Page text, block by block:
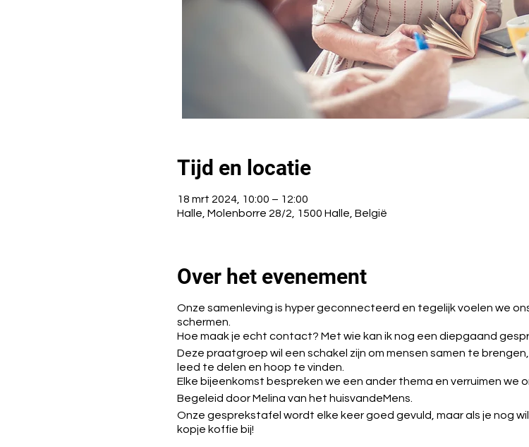
Tijd en locatie
18 mrt 2024, 10:00 – 12:00
Halle, Molenborre 28/2, 1500 Halle, België
Over het evenement
Onze samenleving is hyper geconnecteerd en tegelijk voelen we
schermen.
Hoe maak je echt contact? Met wie kan ik nog een diepgaand
Deze praatgroep wil een schakel zijn om mensen samen te
leed te delen en hoop te vinden.
Elke bijeenkomst bespreken we een ander thema en verruimen we
Begeleid door Melina van het huisvandeMens.
Onze gesprekstafel wordt elke keer goed gevuld, maar als je nog
kopje koffie bij!